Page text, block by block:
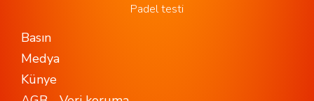
Padel testi
Basın
Medya
Künye